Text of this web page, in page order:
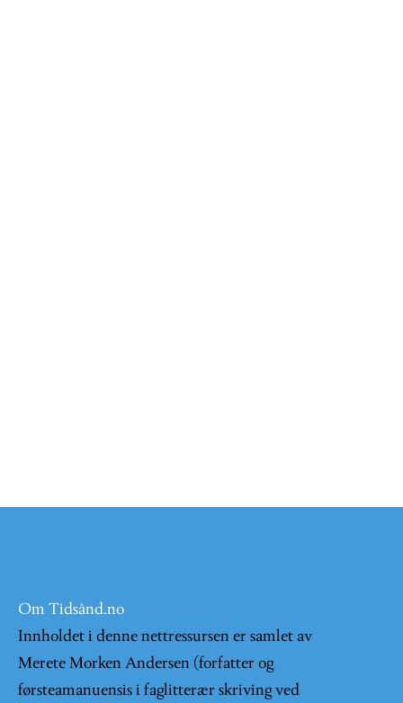
Om Tidsånd.no
Innholdet i denne nettressursen er samlet av
Merete Morken Andersen (forfatter og
førsteamanuensis i faglitterær skriving ved